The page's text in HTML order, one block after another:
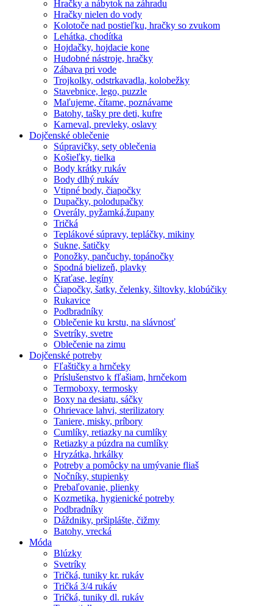
Hračky a nábytok na záhradu
Hračky nielen do vody
Kolotoče nad postieľku, hračky so zvukom
Lehátka, chodítka
Hojdačky, hojdacie kone
Hudobné nástroje, hračky
Zábava pri vode
Trojkolky, odstrkavadla, kolobežky
Stavebnice, lego, puzzle
Maľujeme, čítame, poznávame
Batohy, tašky pre deti, kufre
Karneval, prevleky, oslavy
Dojčenské oblečenie
Súpravičky, sety oblečenia
Košieľky, tielka
Body krátky rukáv
Body dlhý rukáv
Vtipné body, čiapočky
Dupačky, polodupačky
Overály, pyžamká,župany
Tričká
Teplákové súpravy, tepláčky, mikiny
Sukne, šatičky
Ponožky, pančuchy, topánočky
Spodná bielizeň, plavky
Kraťase, legíny
Čiapočky, šatky, čelenky, šiltovky, klobúčiky
Rukavice
Podbradníky
Oblečenie ku krstu, na slávnosť
Svetríky, svetre
Oblečenie na zimu
Dojčenské potreby
Fľaštičky a hrnčeky
Príslušenstvo k fľašiam, hrnčekom
Termoboxy, termosky
Boxy na desiatu, sáčky
Ohrievace lahvi, sterilizatory
Taniere, misky, príbory
Cumlíky, retiazky na cumlíky
Retiazky a púzdra na cumlíky
Hryzátka, hrkálky
Potreby a pomôcky na umývanie fliaš
Nočníky, stupienky
Prebaľovanie, plienky
Kozmetika, hygienické potreby
Podbradníky
Dáždniky, pršiplášte, čižmy
Batohy, vrecká
Móda
Blúzky
Svetríky
Tričká, tuniky kr. rukáv
Tričká 3/4 rukáv
Tričká, tuniky dl. rukáv